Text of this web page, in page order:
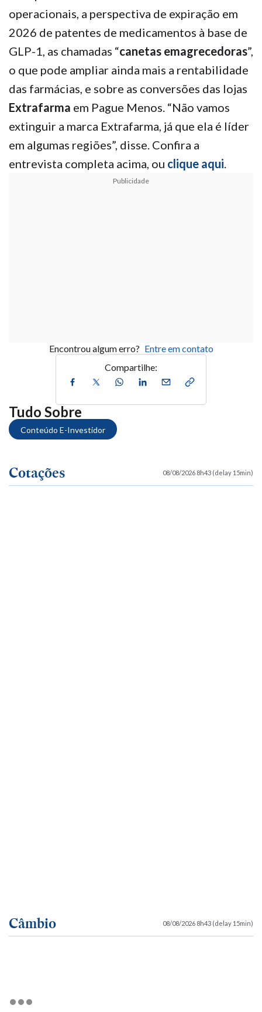
operacionais, a perspectiva de expiração em
2026 de patentes de medicamentos à base de
GLP-1, as chamadas “canetas emagrecedoras”,
o que pode ampliar ainda mais a rentabilidade
das farmácias, e sobre as conversões das lojas
Extrafarma em Pague Menos. “Não vamos
extinguir a marca Extrafarma, já que ela é líder
em algumas regiões”, disse. Confira a
entrevista completa acima, ou clique aqui.
Publicidade
Encontrou algum erro? Entre em contato
Compartilhe:
Tudo Sobre
Conteúdo E-Investidor
Cotações 08/08/2026 8h43 (delay 15min)
Câmbio 08/08/2026 8h43 (delay 15min)